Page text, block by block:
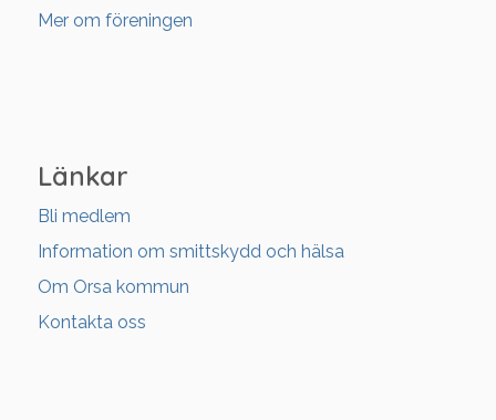
Mer om föreningen
Länkar
Bli medlem
Information om smittskydd och hälsa
Om Orsa kommun
Kontakta oss